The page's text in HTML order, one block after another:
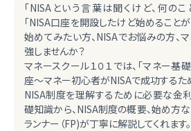
「NISAという言葉は聞くけど、何のこ
「NISA口座を開設したけど始めることが
始めてみたい方、NISAでお悩みの方、
強しませんか？
マネースクール１０１では、「マネー基
座～マネー初心者がNISAで成功するた
NISA制度を理解するために必要な金
礎知識から、NISA制度の概要、始め方
ランナー（FP)が丁寧に解説してくれます。